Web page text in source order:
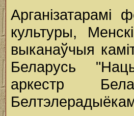
Арганізатарамі
культуры,
выканаўчыя
Беларусь
аркестр